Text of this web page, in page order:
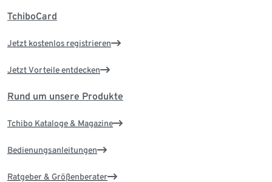
TchiboCard
Jetzt kostenlos registrieren
Jetzt Vorteile entdecken
Rund um unsere Produkte
Tchibo Kataloge & Magazine
Bedienungsanleitungen
Ratgeber & Größenberater